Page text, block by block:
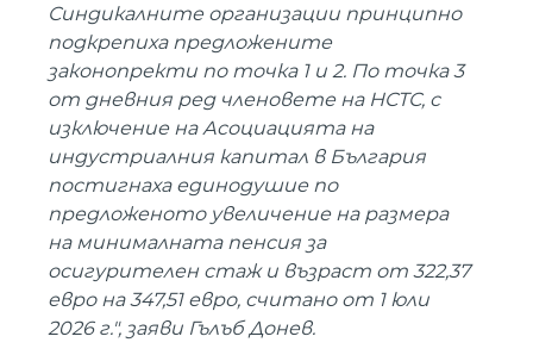
Синдикалните организации принципно
подкрепиха предложените
законопректи по точка 1 и 2. По точка 3
от дневния ред членовете на НСТС, с
изключение на Асоциацията на
индустриалния капитал в България
постигнаха единодушие по
предложеното увеличение на размера
на минималната пенсия за
осигурителен стаж и възраст от 322,37
евро на 347,51 евро, считано от 1 юли
2026 г.", заяви Гълъб Донев.